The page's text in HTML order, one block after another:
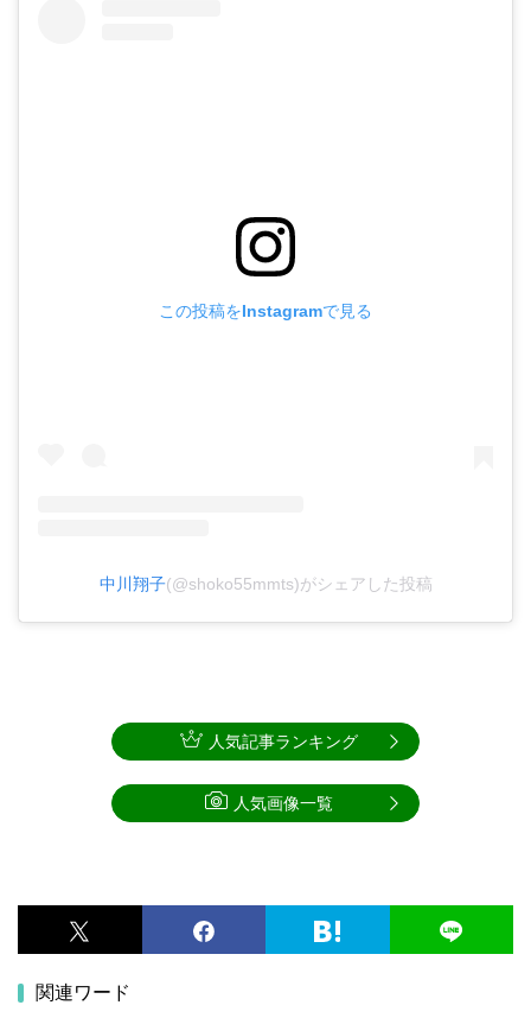
この投稿をInstagramで見る
中川翔子(@shoko55mmts)がシェアした投稿
関連ワード
人気記事ランキング
人気画像一覧